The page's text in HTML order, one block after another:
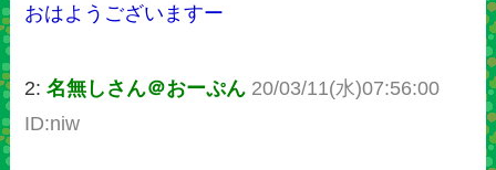
おはようございますー
2:名無しさん＠おーぷん 20/03/11(水)07:56:00
ID:niw